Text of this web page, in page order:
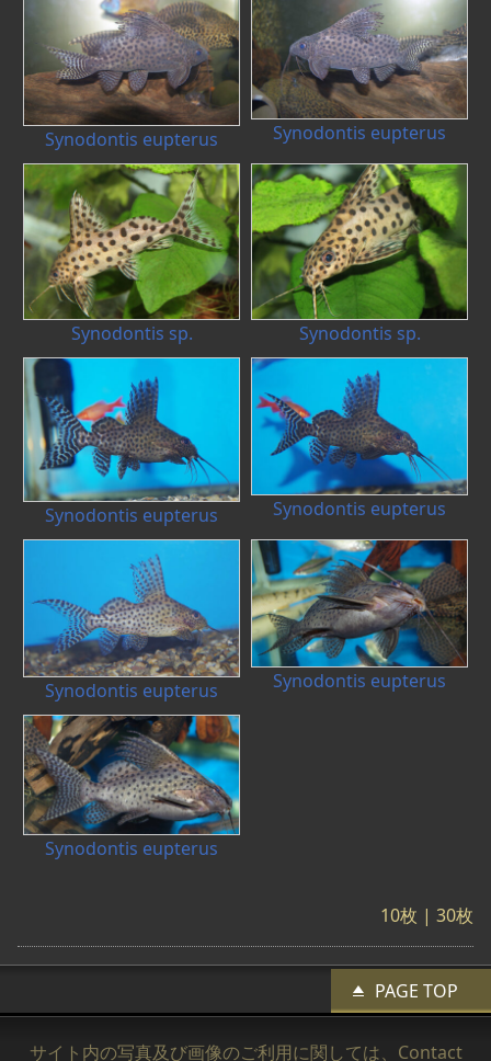
Synodontis eupterus Synodontis eupterus
Synodontis sp. Synodontis sp.
Synodontis eupterus Synodontis eupterus
Synodontis eupterus Synodontis eupterus
Synodontis eupterus
10枚 | 30枚
PAGE TOP
サイト内の写真及び画像のご利用に関しては、 Contact